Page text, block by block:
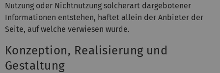
Nutzung oder Nichtnutzung solcherart dargebotener
Informationen entstehen, haftet allein der Anbieter der
Seite, auf welche verwiesen wurde.
Konzeption, Realisierung und
Gestaltung